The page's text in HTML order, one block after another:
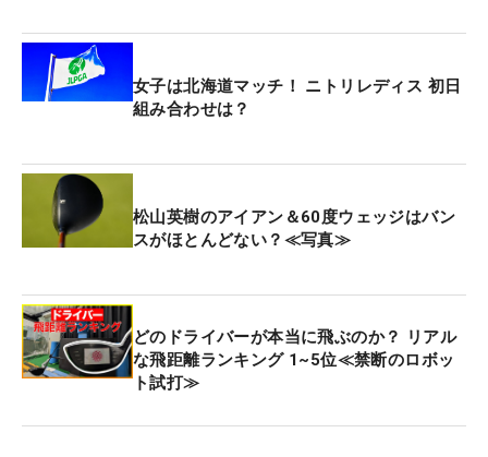
点で11位に入っていた。欧州チームのキャプテン、
ルーク・ドナルド（イングランド）に「プレーイン
グキャプテンのプレー中は、バイスキャプテンがキ
ャプテンを務めることができる」などルール変更も
は自身を選ぶべき」とソーシャルメディアに書き込
んでいた。アーノルド・パーマー以来のプレーイン
グキャプテン誕生かと思われていただけに、ブラッ
しかしながらブラッドリーは自身がプレーしないこ
とを「しばらく前」に決めていたのだという。「こ
の48時間でしっかりチームは整っていた。慌てるよ
女子は北海道マッチ！ ニトリレディス 初日
組み合わせは？
松山英樹のアイアン＆60度ウェッジはバン
スがほとんどない？≪写真≫
どのドライバーが本当に飛ぶのか？ リアル
な飛距離ランキング 1~5位≪禁断のロボッ
ト試打≫